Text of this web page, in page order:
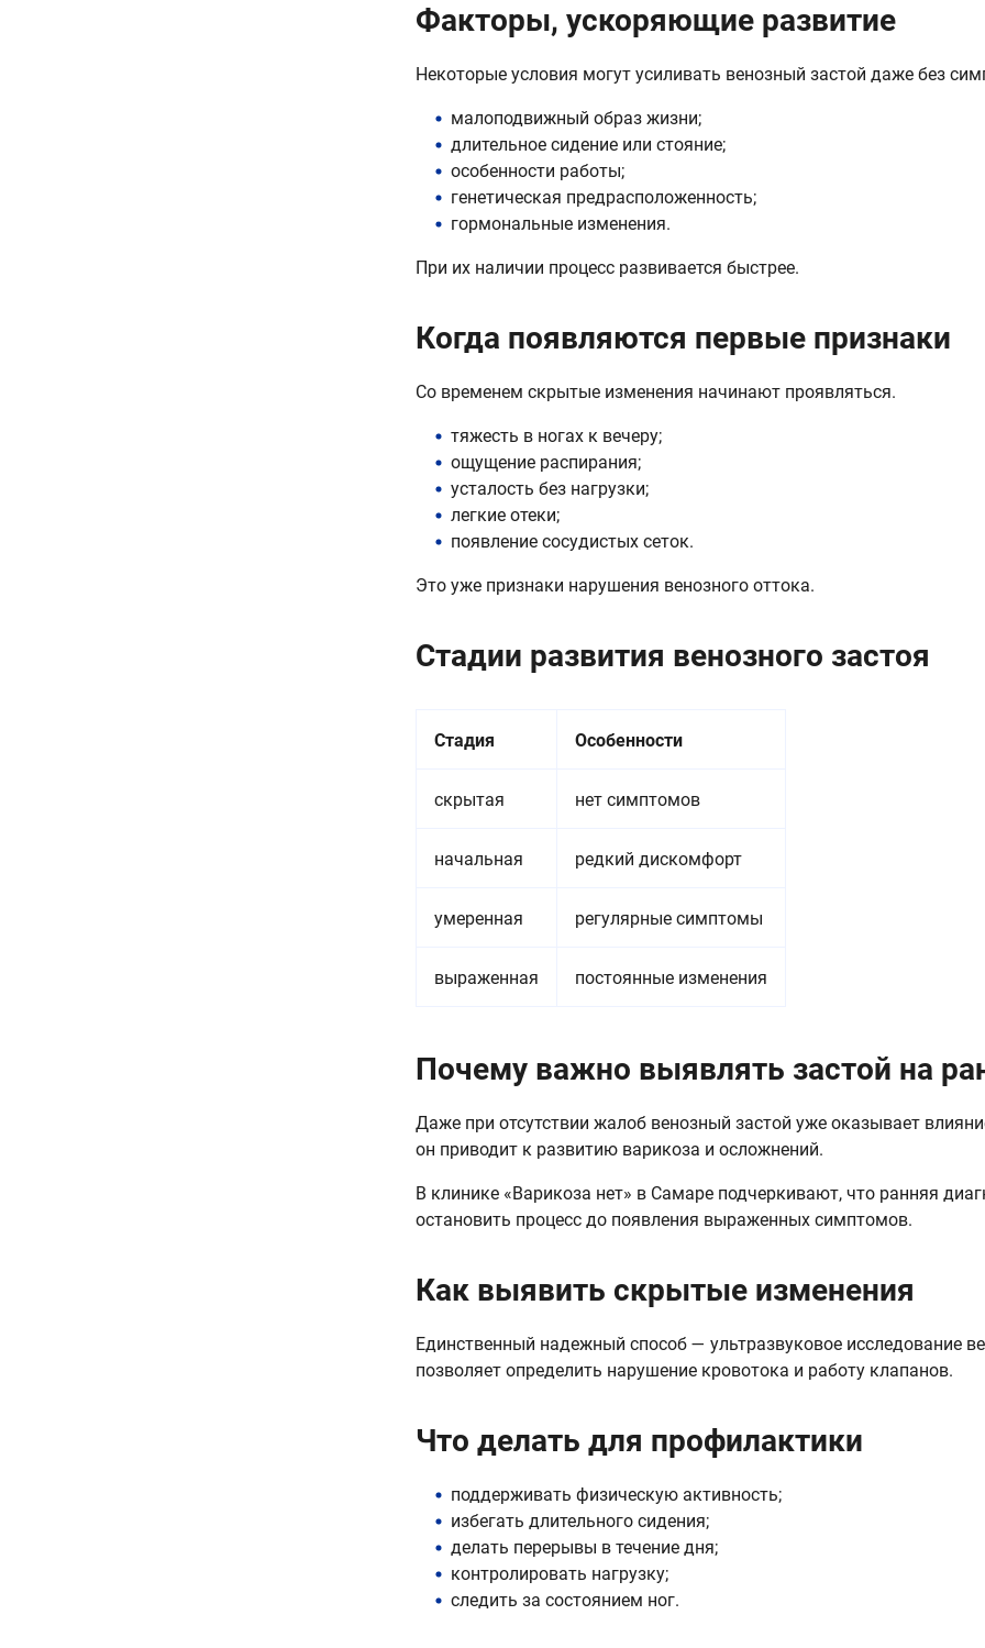
Факторы, ускоряющие развитие
Некоторые условия могут усиливать венозный застой даже без
малоподвижный образ жизни;
длительное сидение или стояние;
особенности работы;
генетическая предрасположенность;
гормональные изменения.
При их наличии процесс развивается быстрее.
Когда появляются первые признаки
Со временем скрытые изменения начинают проявляться.
тяжесть в ногах к вечеру;
ощущение распирания;
усталость без нагрузки;
легкие отеки;
появление сосудистых сеток.
Это уже признаки нарушения венозного оттока.
Стадии развития венозного застоя
Стадия Особенности
скрытая нет симптомов
начальная редкий дискомфорт
умеренная регулярные симптомы
выраженная постоянные изменения
Почему важно выявлять застой на
Даже при отсутствии жалоб венозный застой уже оказывает
он приводит к развитию варикоза и осложнений.
В клинике «Варикоза нет» в Самаре подчеркивают, что ранняя
остановить процесс до появления выраженных симптомов.
Как выявить скрытые изменения
Единственный надежный способ — ультразвуковое исследование
позволяет определить нарушение кровотока и работу клапанов.
Что делать для профилактики
поддерживать физическую активность;
избегать длительного сидения;
делать перерывы в течение дня;
контролировать нагрузку;
следить за состоянием ног.